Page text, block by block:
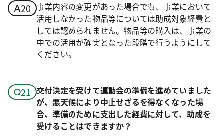
事業内容の変更があった場合でも、事業において
活用しなかった物品等については助成対象経費と
しては認められません。物品等の購入は、事業の
中での活用が確実となった段階で行うようにして
ください。
交付決定を受けて運動会の準備を進めていました
が、悪天候により中止せざるを得なくなった場
合、準備のために支出した経費に対して、助成を
受けることはできますか？